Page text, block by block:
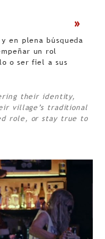
en plena búsqueda
un rol
o ser fiel a sus
their identity,
village’s traditional
role, or stay true to
>